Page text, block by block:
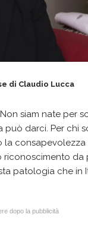
di Claudio Lucca
siam nate per
darci. Per chi
la
riconoscimento
patologia che in
dopo la pubblicità